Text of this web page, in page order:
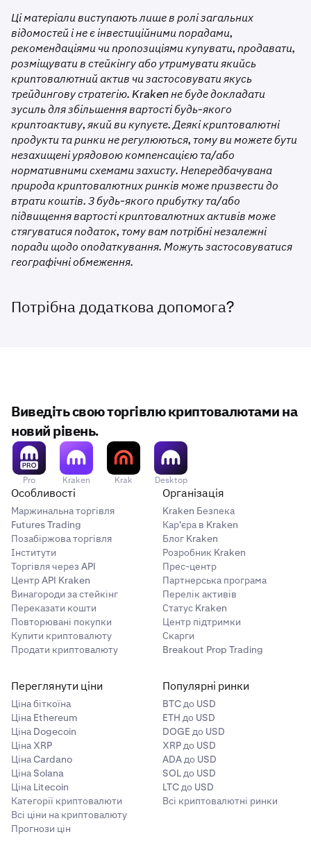
НатиснітьPLAY Trading Challenge
НатиснітьEnroll Now
Після реєстрації здійсніть спотову торгівлю обсягом
щонайменше 2 000 PLAY протягом конкурсного
періоду. Ми автоматично відстежуватимемо ваш
прогрес через таблицю лідерів.
1
40 000
40 000
PLAY
кожен
2–3
20 000
40 000
кожен
PLAY
кожен
11–20
5 000
50 000
PLAY
кожен
21–100
1 250
100 000
PLAY
кожен
101+
100 000 розподіляються (змінна)
100 000
протягом 30 днів після завершення змагання.
Ці матеріали виступають лише в ролі загальних
відомостей і не є інвестиційними порадами,
рекомендаціями чи пропозиціями купувати, продавати,
розміщувати в стейкінгу або утримувати якийсь
криптовалютний актив чи застосовувати якусь
трейдингову стратегію. Kraken не буде докладати
зусиль для збільшення вартості будь-якого
криптоактиву, який ви купуєте. Деякі криптовалютні
продукти та ринки не регулюються, тому ви можете бути
незахищені урядовою компенсацією та/або
нормативними схемами захисту. Непередбачувана
природа криптовалютних ринків може призвести до
втрати коштів. З будь-якого прибутку та/або
підвищення вартості криптовалютних активів може
стягуватися податок, тому вам потрібні незалежні
поради щодо оподаткування. Можуть застосовуватися
географічні обмеження.
Потрібна додаткова допомога?
Виведіть свою торгівлю криптовалютами на
новий рівень.
Pro Kraken Krak Desktop
Особливості
Маржинальна торгівля
Futures Trading
Позабіржова торгівля
Інститути
Торгівля через API
Центр API Kraken
Винагороди за стейкінг
Переказати кошти
Повторювані покупки
Купити криптовалюту
Продати криптовалюту
Організація
Kraken Безпека
Кар'єра в Kraken
Блог Kraken
Розробник Kraken
Прес-центр
Партнерська програма
Перелік активів
Статус Kraken
Центр підтримки
Скарги
Breakout Prop Trading
Переглянути ціни
Ціна біткоїна
Ціна Ethereum
Ціна Dogecoin
Ціна XRP
Ціна Cardano
Ціна Solana
Ціна Litecoin
Категорії криптовалюти
Всі ціни на криптовалюту
Прогнози цін
Популярні ринки
BTC до USD
ETH до USD
DOGE до USD
XRP до USD
ADA до USD
SOL до USD
LTC до USD
Всі криптовалютні ринки